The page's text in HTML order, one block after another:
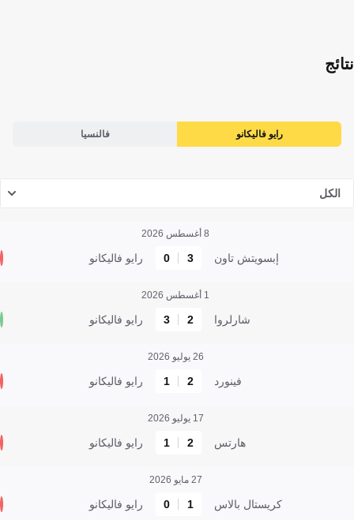
نتائج
رايو فاليكانو فالنسيا
الكل
8 أغسطس 2026
إبسويتش تاون 3
0 رايو فاليكانو
1 أغسطس 2026
شارلروا 2
3 رايو فاليكانو
26 يوليو 2026
فينورد 2
1 رايو فاليكانو
17 يوليو 2026
هارتس 2
1 رايو فاليكانو
27 مايو 2026
كريستال بالاس 1
0 رايو فاليكانو